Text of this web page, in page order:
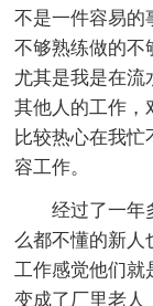
不是一件容易的
不够熟练做的不
尤其是我是在流
其他人的工作，
比较热心在我忙
容工作。
经过了一年
么都不懂的新人
工作感觉他们就
变成了厂里老人